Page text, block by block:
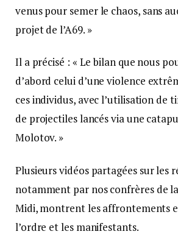
venus pour semer le chaos, sans
projet de l’A69. »
Il a précisé : « Le bilan que nous
d’abord celui d’une violence
ces individus, avec l’utilisation de
de projectiles lancés via une
Molotov. »
Plusieurs vidéos partagées sur les
notamment par nos confrères de
Midi, montrent les affrontements
l’ordre et les manifestants.